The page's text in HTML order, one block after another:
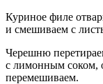
Куриное филе
и смешиваем с
Черешню
с лимонным соком,
перемешиваем.